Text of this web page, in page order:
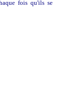
fois qu'ils se